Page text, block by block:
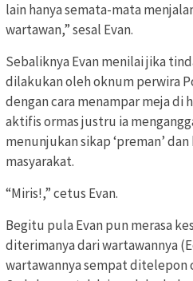
lain hanya semata-mata
wartawan,” sesal Evan.
Sebaliknya Evan menilai jika
dilakukan oleh oknum perwira
dengan cara menampar meja di
aktifis ormas justru ia
menunjukan sikap ‘preman’
masyarakat.
“Miris!,” cetus Evan.
Begitu pula Evan pun merasa
diterimanya dari wartawannya
wartawannya sempat ditelepon